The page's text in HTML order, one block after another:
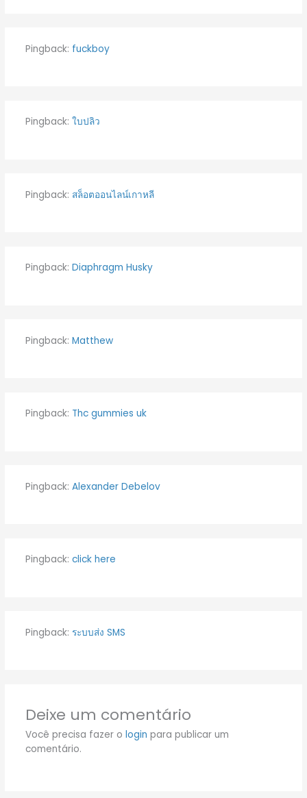
Pingback: fuckboy
Pingback: ใบปลิว
Pingback: สล็อตออนไลน์เกาหลี
Pingback: Diaphragm Husky
Pingback: Matthew
Pingback: Thc gummies uk
Pingback: Alexander Debelov
Pingback: click here
Pingback: ระบบส่ง SMS
Deixe um comentário
Você precisa fazer o login para publicar um
comentário.